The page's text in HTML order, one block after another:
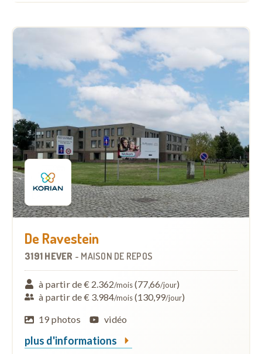
De Ravestein
3191 HEVER - MAISON DE REPOS
à partir de € 2.362/mois(77,66/jour)
à partir de € 3.984/mois(130,99/jour)
19 photos
vidéo
plus d'informations